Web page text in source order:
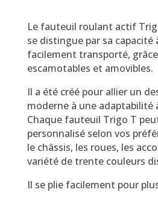
Le fauteuil roulant actif
se distingue par sa capacité
facilement transporté,
escamotables et amovibles.
Il a été créé pour allier un
moderne à une adaptabilité
Chaque fauteuil Trigo T
personnalisé selon vos
le châssis, les roues, les
variété de trente couleurs
Il se plie facilement pour